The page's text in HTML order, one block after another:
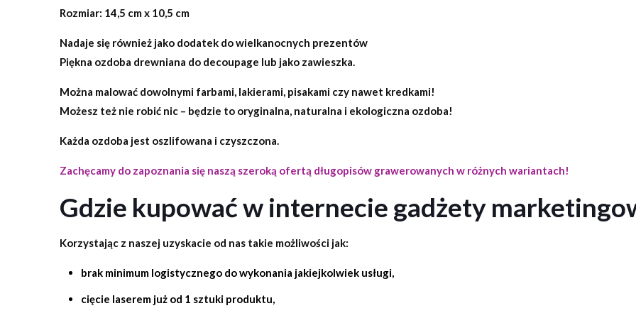
Rozmiar: 14,5 cm x 10,5 cm
Nadaje się również jako dodatek do wielkanocnych prezentów
Piękna ozdoba drewniana do decoupage lub jako zawieszka.
Można malować dowolnymi farbami, lakierami, pisakami czy nawet kredkami!
Możesz też nie robić nic – będzie to oryginalna, naturalna i ekologiczna ozdoba!
Każda ozdoba jest oszlifowana i czyszczona.
Zachęcamy do zapoznania się naszą szeroką ofertą długopisów grawerowanych w różnych wariantach!
Gdzie kupować w internecie gadżety
Korzystając z naszej uzyskacie od nas takie możliwości jak:
brak minimum logistycznego do wykonania jakiejkolwiek usługi,
cięcie laserem już od 1 sztuki produktu,